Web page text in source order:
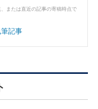
または直近の記事の寄稿時点で
記事